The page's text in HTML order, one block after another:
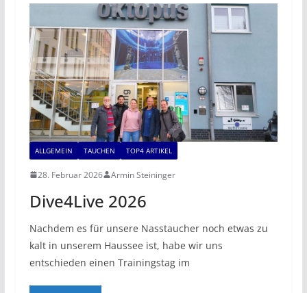
ALLGEMEIN TAUCHEN TOP4 ARTIKEL
28. Februar 2026 Armin Steininger
Dive4Live 2026
Nachdem es für unsere Nasstaucher noch etwas zu
kalt in unserem Haussee ist, habe wir uns
entschieden einen Trainingstag im